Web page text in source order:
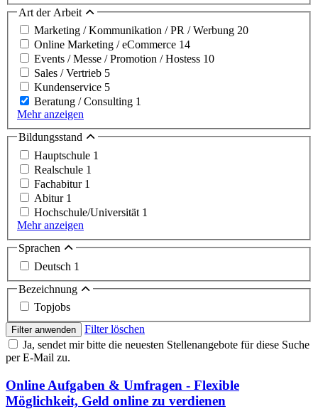
Art der Arbeit
Marketing / Kommunikation / PR / Werbung 20
Online Marketing / eCommerce 14
Events / Messe / Promotion / Hostess 10
Sales / Vertrieb 5
Kundenservice 5
Beratung / Consulting 1
Mehr anzeigen
Bildungsstand
Hauptschule 1
Realschule 1
Fachabitur 1
Abitur 1
Hochschule/Universität 1
Mehr anzeigen
Sprachen
Deutsch 1
Bezeichnung
Topjobs
Filter anwenden
Filter löschen
Ja, sendet mir bitte die neuesten Stellenangebote für diese Suche
per E-Mail zu.
Online Aufgaben & Umfragen - Flexible
Möglichkeit, Geld online zu verdienen